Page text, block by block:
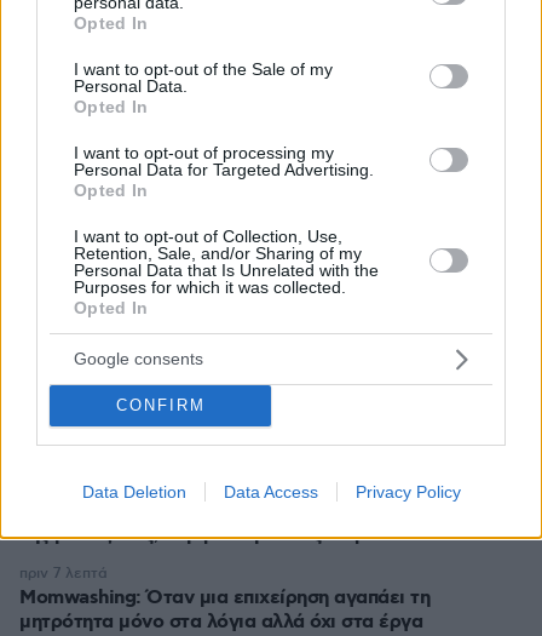
grant or deny consent to Google and its third-party tags to
use your data for below specified purposes in below Google
consent section.
Opted In
I want to opt-out of the Sale of my
Personal Data.
Opted In
I want to opt-out of processing my
Personal Data for Targeted Advertising.
Opted In
I want to opt-out of Collection, Use,
Retention, Sale, and/or Sharing of my
Personal Data that Is Unrelated with the
Purposes for which it was collected.
Opted In
Google consents
CONFIRM
Data Deletion Data Access Privacy Policy
Απομένουν 2500χαρακτήρες
* Υποχρεωτικά πεδία
ΡΟΗ ΕΙΔΗΣΕΩΝ
Ειδήσεις Δημοφιλή
της μελιτζάνας, σύμφωνα με τους σεφ
πριν 7 λεπτά
Momwashing: Όταν μια επιχείρηση αγαπάει τη
μητρότητα μόνο στα λόγια αλλά όχι στα έργα
πριν 7 λεπτά